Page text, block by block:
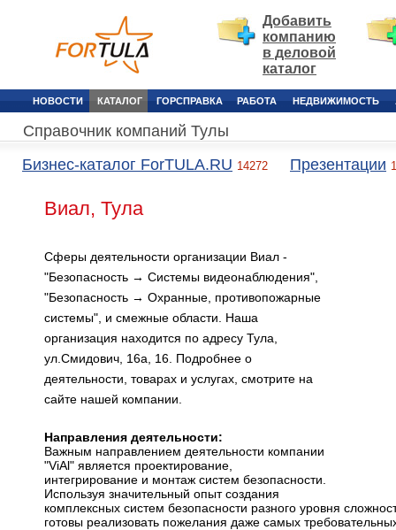
Добавить
компанию
в деловой
каталог
НОВОСТИ КАТАЛОГ ГОРСПРАВКА РАБОТА НЕДВИЖИМОСТЬ
Справочник компаний Тулы
Бизнес-каталог ForTULA.RU 14272 Презентации
Виал, Тула
Сферы деятельности организации Виал -
"Безопасность → Системы видеонаблюдения",
"Безопасность → Охранные, противопожарные
системы", и смежные области. Наша
организация находится по адресу Тула,
ул.Смидович, 16а, 16. Подробнее о
деятельности, товарах и услугах, смотрите на
сайте нашей компании.
Направления деятельности:
Важным направлением деятельности компании
"ViAl" является проектирование,
интегрирование и монтаж систем безопасности.
Используя значительный опыт создания
комплексных систем безопасности разного уровня
готовы реализовать пожелания даже самых